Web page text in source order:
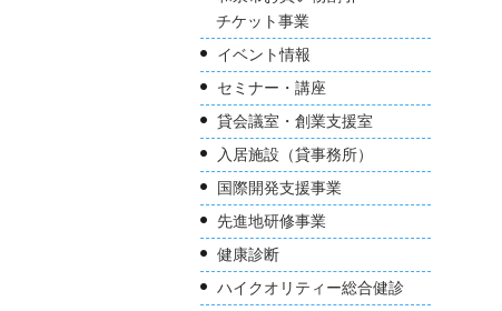
チケット事業
イベント情報
セミナー・講座
貸会議室・創業支援室
入居施設（貸事務所）
国際開発支援事業
先進地研修事業
健康診断
ハイクオリティー総合健診